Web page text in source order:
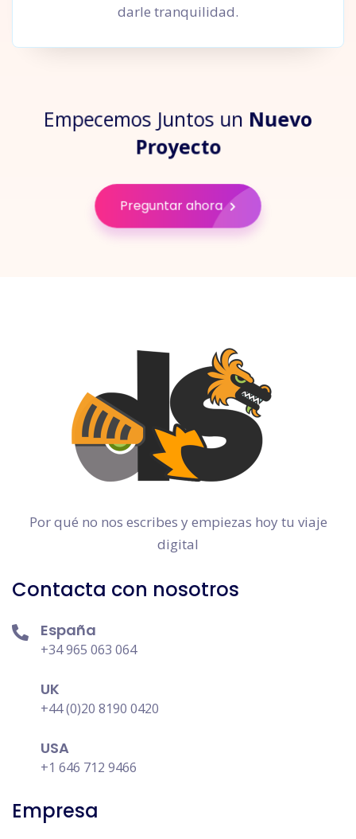
darle tranquilidad.
Empecemos Juntos un Nuevo
Proyecto
Preguntar ahora
Por qué no nos escribes y empiezas hoy tu viaje
digital
Contacta con nosotros
España
+34 965 063 064
UK
+44 (0)20 8190 0420
USA
+1 646 712 9466
Empresa